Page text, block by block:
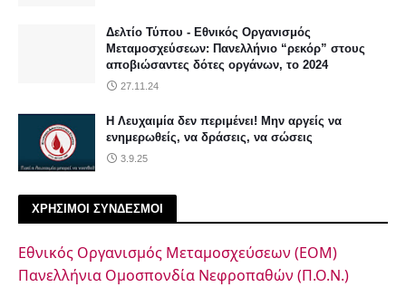
Δελτίο Τύπου - Εθνικός Οργανισμός
Μεταμοσχεύσεων: Πανελλήνιο “ρεκόρ” στους
αποβιώσαντες δότες οργάνων, το 2024
27.11.24
Η Λευχαιμία δεν περιμένει! Μην αργείς να
ενημερωθείς, να δράσεις, να σώσεις
3.9.25
ΧΡΗΣΙΜΟΙ ΣΥΝΔΕΣΜΟΙ
Εθνικός Οργανισμός Μεταμοσχεύσεων (ΕΟΜ)
Πανελλήνια Ομοσπονδία Νεφροπαθών (Π.Ο.Ν.)